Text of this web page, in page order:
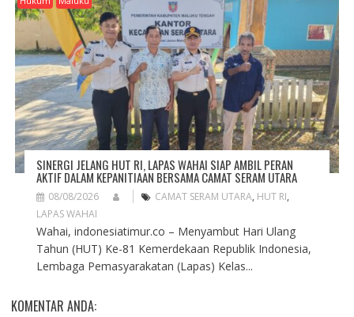
SINERGI JELANG HUT RI, LAPAS WAHAI SIAP AMBIL PERAN
AKTIF DALAM KEPANITIAAN BERSAMA CAMAT SERAM UTARA
08/08/2026 CAMAT SERAM UTARA, HUT RI,
LAPAS WAHAI
Wahai, indonesiatimur.co – Menyambut Hari Ulang
Tahun (HUT) Ke-81 Kemerdekaan Republik Indonesia,
Lembaga Pemasyarakatan (Lapas) Kelas...
KOMENTAR ANDA: